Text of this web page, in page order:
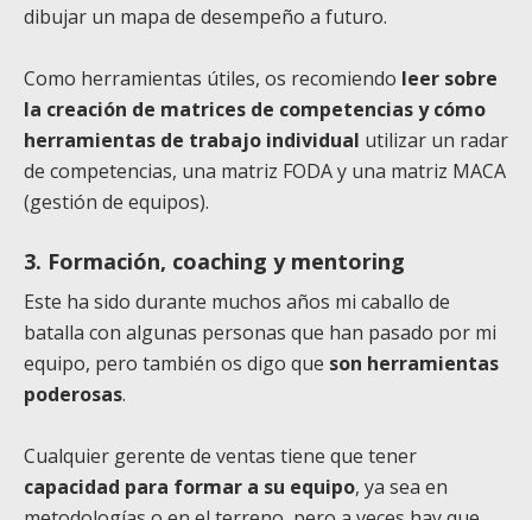
dibujar un mapa de desempeño a futuro.
Como herramientas útiles, os recomiendo leer sobre
la creación de matrices de competencias y cómo
herramientas de trabajo individual utilizar un radar
de competencias, una matriz FODA y una matriz MACA
(gestión de equipos).
3. Formación, coaching y mentoring
Este ha sido durante muchos años mi caballo de
batalla con algunas personas que han pasado por mi
equipo, pero también os digo que son herramientas
poderosas.
Cualquier gerente de ventas tiene que tener
capacidad para formar a su equipo, ya sea en